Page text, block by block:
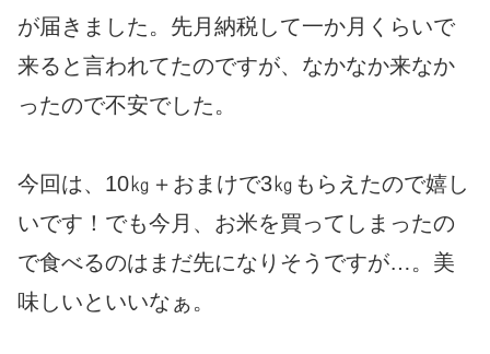
が届きました。先月納税して一か月くらいで
来ると言われてたのですが、なかなか来なか
ったので不安でした。
今回は、10㎏＋おまけで3㎏もらえたので嬉し
いです！でも今月、お米を買ってしまったの
で食べるのはまだ先になりそうですが…。美
味しいといいなぁ。